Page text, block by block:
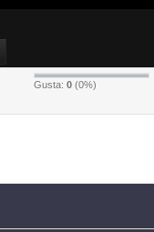
Gusta: 0 (0%)